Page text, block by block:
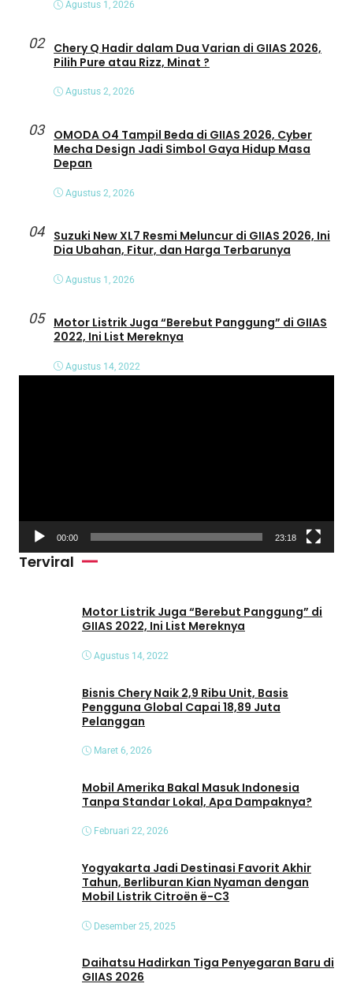
Agustus 1, 2026
02
Chery Q Hadir dalam Dua Varian di GIIAS 2026,
Pilih Pure atau Rizz, Minat ?
Agustus 2, 2026
03
OMODA O4 Tampil Beda di GIIAS 2026, Cyber
Mecha Design Jadi Simbol Gaya Hidup Masa
Depan
Agustus 2, 2026
04
Suzuki New XL7 Resmi Meluncur di GIIAS 2026, Ini
Dia Ubahan, Fitur, dan Harga Terbarunya
Agustus 1, 2026
05
Motor Listrik Juga “Berebut Panggung” di GIIAS
2022, Ini List Mereknya
Agustus 14, 2022
d
00:00 23:18
Terviral
Motor Listrik Juga “Berebut Panggung” di
GIIAS 2022, Ini List Mereknya
Agustus 14, 2022
Bisnis Chery Naik 2,9 Ribu Unit, Basis
Pengguna Global Capai 18,89 Juta
Pelanggan
Maret 6, 2026
Mobil Amerika Bakal Masuk Indonesia
Tanpa Standar Lokal, Apa Dampaknya?
Februari 22, 2026
Yogyakarta Jadi Destinasi Favorit Akhir
Tahun, Berliburan Kian Nyaman dengan
Mobil Listrik Citroën ë-C3
Desember 25, 2025
Daihatsu Hadirkan Tiga Penyegaran Baru di
GIIAS 2026